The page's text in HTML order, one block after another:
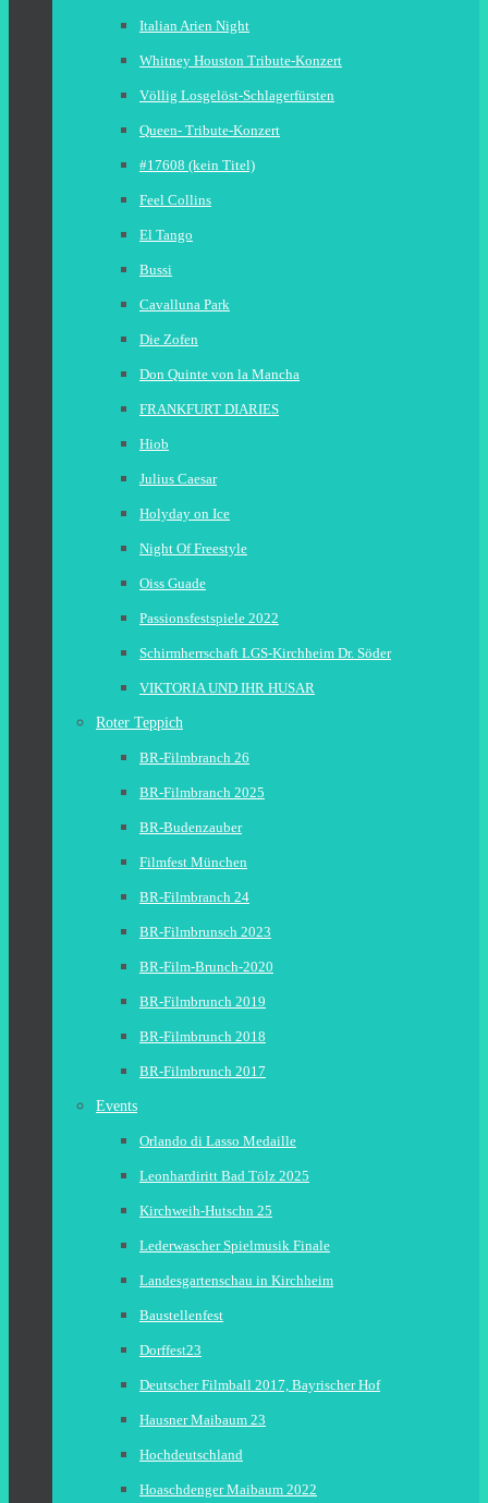
Italian Arien Night
Whitney Houston Tribute-Konzert
Völlig Losgelöst-Schlagerfürsten
Queen- Tribute-Konzert
#17608 (kein Titel)
Feel Collins
El Tango
Bussi
Cavalluna Park
Die Zofen
Don Quinte von la Mancha
FRANKFURT DIARIES
Hiob
Julius Caesar
Holyday on Ice
Night Of Freestyle
Oiss Guade
Passionsfestspiele 2022
Schirmherrschaft LGS-Kirchheim Dr. Söder
VIKTORIA UND IHR HUSAR
Roter Teppich
BR-Filmbranch 26
BR-Filmbranch 2025
BR-Budenzauber
Filmfest München
BR-Filmbranch 24
BR-Filmbrunsch 2023
BR-Film-Brunch-2020
BR-Filmbrunch 2019
BR-Filmbrunch 2018
BR-Filmbrunch 2017
Events
Orlando di Lasso Medaille
Leonhardiritt Bad Tölz 2025
Kirchweih-Hutschn 25
Lederwascher Spielmusik Finale
Landesgartenschau in Kirchheim
Baustellenfest
Dorffest23
Deutscher Filmball 2017, Bayrischer Hof
Hausner Maibaum 23
Hochdeutschland
Hoaschdenger Maibaum 2022